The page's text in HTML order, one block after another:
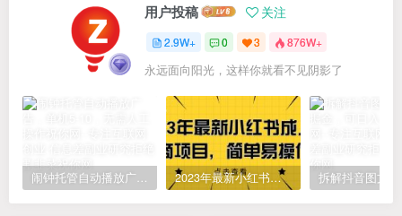
用户投稿 关注
2.9W+ 0 3 876W+
永远面向阳光，这样你就看不见阴影了
闹钟托管自动播放广告，单机5-10，无需人工操作 2023年最新小红书成人电商项目，简单易操作【详细教程】